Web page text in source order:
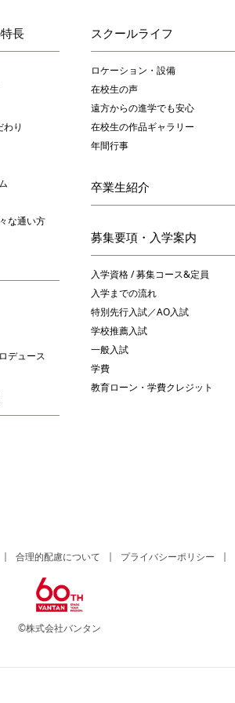
長
り
な通い⽅
デュース
スクールライフ
ロケーション・設備
在校生の声
遠方からの進学でも安心
在校生の作品ギャラリー
年間行事
卒業生紹介
募集要項・入学案内
入学資格 / 募集コース&定員
入学までの流れ
特別先行入試／AO入試
学校推薦入試
一般入試
学費
教育ローン・学費クレジット
合理的配慮について プライバシーポリシー
©株式会社バンタン